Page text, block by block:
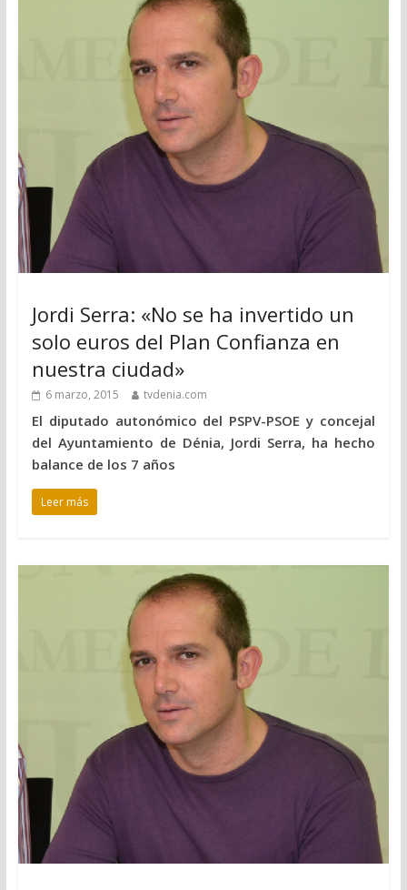
Jordi Serra: «No se ha invertido un
solo euros del Plan Confianza en
nuestra ciudad»
6 marzo, 2015 tvdenia.com
El diputado autonómico del PSPV-PSOE y concejal
del Ayuntamiento de Dénia, Jordi Serra, ha hecho
balance de los 7 años
Leer más